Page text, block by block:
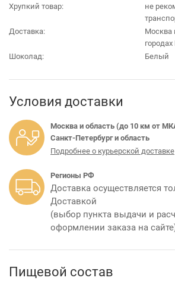
Хрупкий товар:
не
Доставка:
Москва
Шоколад:
Белый
Условия доставки
Москва и область (до 10 км от
Санкт-Петербург и область
Подробнее о курьерской доставке
Регионы РФ
Доставка осуществляется
Доставкой
(выбор пункта выдачи и
оформлении заказа на
Пищевой состав